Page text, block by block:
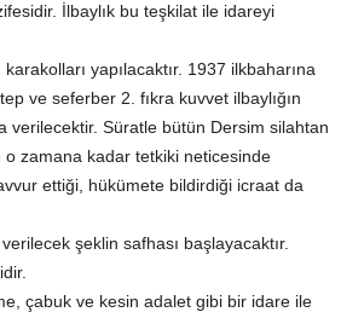
İlbaylık bu teşkilat ile idareyi
yapılacaktır. 1937 ilkbaharına
ve seferber 2. fıkra kuvvet ilbaylığın
verilecektir. Süratle bütün Dersim silahtan
o zamana kadar tetkiki neticesinde
ettiği, hükümete bildirdiği icraat da
şeklin safhası başlayacaktır.
çabuk ve kesin adalet gibi bir idare ile